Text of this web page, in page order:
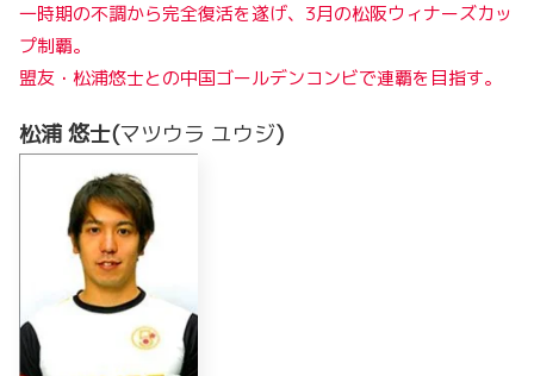
一時期の不調から完全復活を遂げ、3月の松阪ウィナーズカッ
プ制覇。
盟友・松浦悠士との中国ゴールデンコンビで連覇を目指す。
松浦 悠士(マツウラ ユウジ)